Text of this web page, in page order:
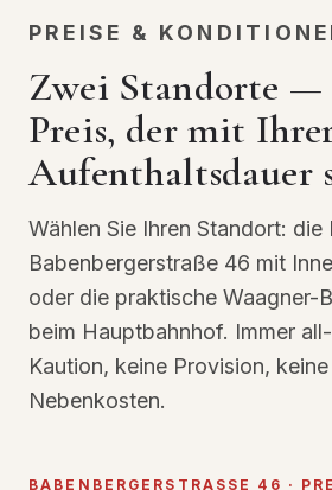
PREISE &
Zwei Standorte
Preis, der mit
Aufenthaltsdauer
Wählen Sie Ihren Standort: die
Babenbergerstraße 46 mit
oder die praktische Waagner-
beim Hauptbahnhof. Immer
Kaution, keine Provision,
Nebenkosten.
BABENBERGERSTRASSE 46 ·